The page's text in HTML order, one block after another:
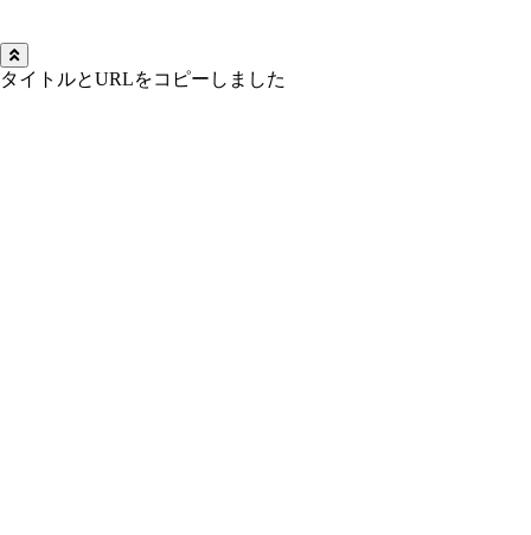
タイトルとURLをコピーしました